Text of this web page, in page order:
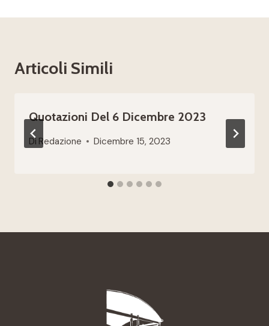
Articoli Simili
Quotazioni Del 6 Dicembre 2023
Di Redazione Dicembre 15, 2023